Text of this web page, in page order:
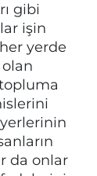
gibi
işin
yerde
da onlar